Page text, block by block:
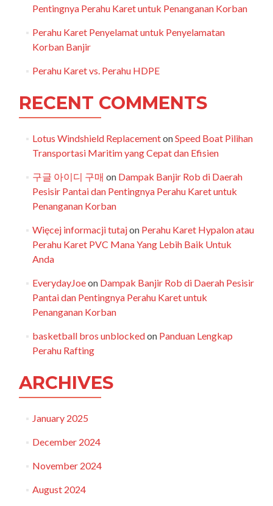
Pentingnya Perahu Karet untuk Penanganan Korban
Perahu Karet Penyelamat untuk Penyelamatan
Korban Banjir
Perahu Karet vs. Perahu HDPE
RECENT COMMENTS
Lotus Windshield ReplacementonSpeed Boat Pilihan
Transportasi Maritim yang Cepat dan Efisien
구글 아이디 구매 on Dampak Banjir Rob di Daerah
Pesisir Pantai dan Pentingnya Perahu Karet untuk
Penanganan Korban
Więcej informacji tutajon Perahu Karet Hypalon atau
Perahu Karet PVC Mana Yang Lebih Baik Untuk
Anda
EverydayJoeon Dampak Banjir Rob di Daerah Pesisir
Pantai dan Pentingnya Perahu Karet untuk
Penanganan Korban
basketball bros unblockedon Panduan Lengkap
Perahu Rafting
ARCHIVES
January 2025
December 2024
November 2024
August 2024